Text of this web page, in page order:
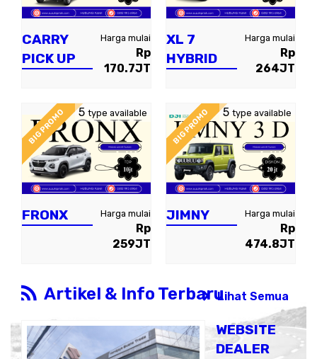
CARRY
PICK UP
Harga mulai
Rp
170.7JT
XL 7
HYBRID
Harga mulai
Rp
264JT
FRONX Harga mulai
Rp
259JT
BIG PROMO 5 type available
JIMNY Harga mulai
Rp
474.8JT
BIG PROMO 5 type available
Artikel & Info Terbaru
WEBSITE
DEALER
Lihat Semua